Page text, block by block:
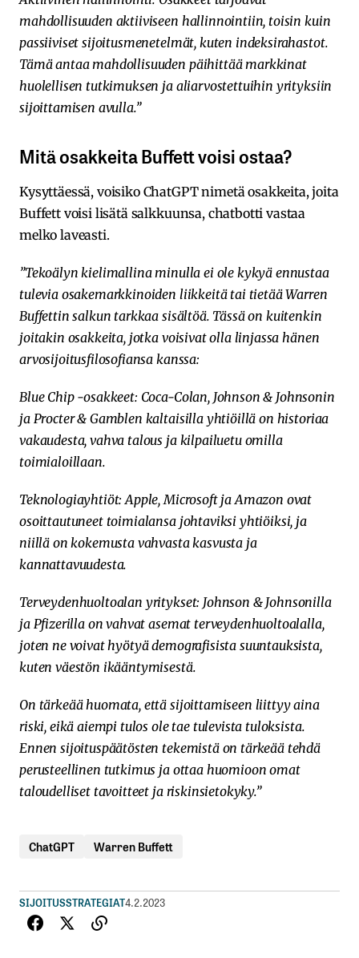
mahdollisuuden aktiiviseen hallinnointiin, toisin kuin
passiiviset sijoitusmenetelmät, kuten indeksirahastot.
Tämä antaa mahdollisuuden päihittää markkinat
huolellisen tutkimuksen ja aliarvostettuihin yrityksiin
sijoittamisen avulla.”
Mitä osakkeita Buffett voisi ostaa?
Kysyttäessä, voisiko ChatGPT nimetä osakkeita, joita
Buffett voisi lisätä salkkuunsa, chatbotti vastaa
melko laveasti.
”Tekoälyn kielimallina minulla ei ole kykyä ennustaa
tulevia osakemarkkinoiden liikkeitä tai tietää Warren
Buffettin salkun tarkkaa sisältöä. Tässä on kuitenkin
joitakin osakkeita, jotka voisivat olla linjassa hänen
arvosijoitusfilosofiansa kanssa:
Blue Chip -osakkeet: Coca-Colan, Johnson & Johnsonin
ja Procter & Gamblen kaltaisilla yhtiöillä on historiaa
vakaudesta, vahva talous ja kilpailuetu omilla
toimialoillaan.
Teknologiayhtiöt: Apple, Microsoft ja Amazon ovat
osoittautuneet toimialansa johtaviksi yhtiöiksi, ja
niillä on kokemusta vahvasta kasvusta ja
kannattavuudesta.
Terveydenhuoltoalan yritykset: Johnson & Johnsonilla
ja Pfizerilla on vahvat asemat terveydenhuoltoalalla,
joten ne voivat hyötyä demografisista suuntauksista,
kuten väestön ikääntymisestä.
On tärkeää huomata, että sijoittamiseen liittyy aina
riski, eikä aiempi tulos ole tae tulevista tuloksista.
Ennen sijoituspäätösten tekemistä on tärkeää tehdä
perusteellinen tutkimus ja ottaa huomioon omat
taloudelliset tavoitteet ja riskinsietokyky.”
ChatGPT Warren Buffett
SIJOITUSSTRATEGIAT4.2.2023